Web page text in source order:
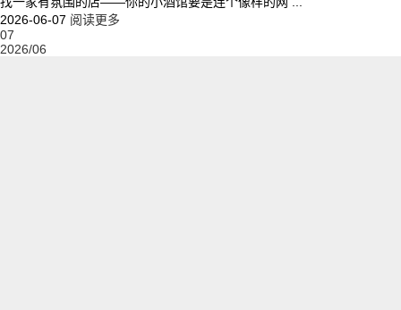
2026-06-07 阅读更多
07
2026/06